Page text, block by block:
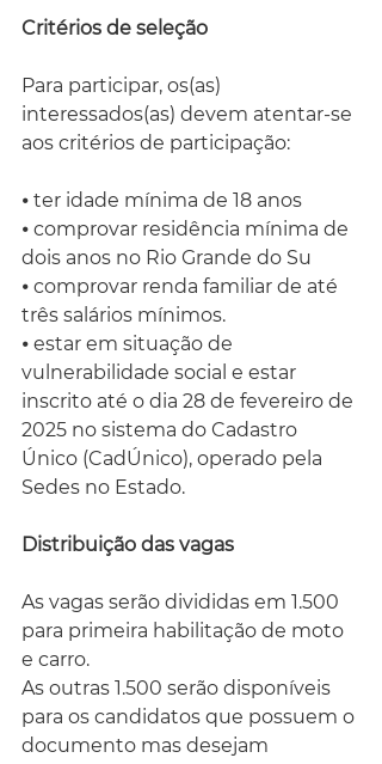
Critérios de seleção
Para participar, os(as)
interessados(as) devem atentar-se
aos critérios de participação:
⦁ ter idade mínima de 18 anos
⦁ comprovar residência mínima de
dois anos no Rio Grande do Su
⦁ comprovar renda familiar de até
três salários mínimos.
⦁ estar em situação de
vulnerabilidade social e estar
inscrito até o dia 28 de fevereiro de
2025 no sistema do Cadastro
Único (CadÚnico), operado pela
Sedes no Estado.
Distribuição das vagas
As vagas serão divididas em 1.500
para primeira habilitação de moto
e carro.
As outras 1.500 serão disponíveis
para os candidatos que possuem o
documento mas desejam